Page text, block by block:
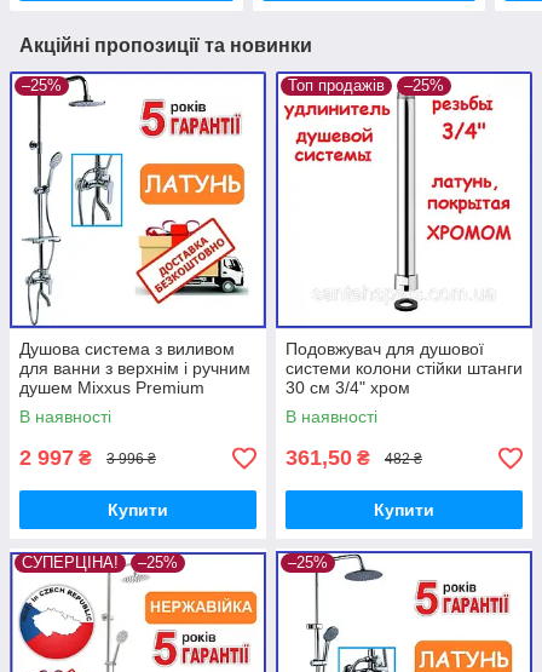
Акційні пропозиції та новинки
–25%
Душова система з виливом
для ванни з верхнім і ручним
душем Mixxus Premium
CORSA 009-J (MI6807)
В наявності
2 997 ₴ 3 996 ₴
Купити
Топ продажів –25%
Подовжувач для душової
системи колони стійки штанги
30 см 3/4" хром
В наявності
361,50 ₴ 482 ₴
Купити
СУПЕРЦІНА! –25% –25%